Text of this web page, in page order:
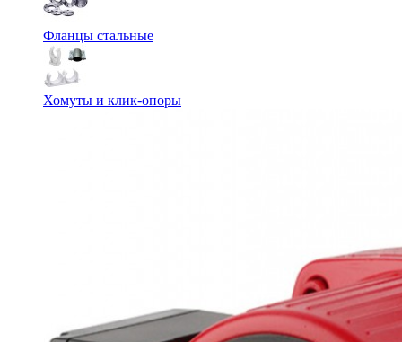
Фланцы стальные
Хомуты и клик-опоры